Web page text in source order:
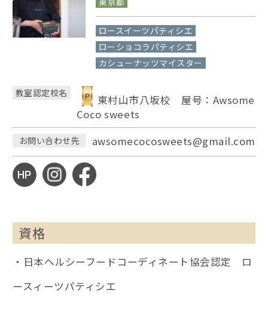
ロースイーツパティシエ
ローショコラパティシエ
カシューナッツマイスター
教室認定校名
東村山市八坂校 屋号：Awsome
Coco sweets
お問い合わせ先 awsomecocosweets@gmail.com
資格
・日本ヘルシーフードコーディネート協会認定 ロ
ースィーツパティシエ